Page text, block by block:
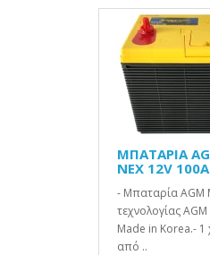
ΜΠΑΤΑΡΙΑ
NEX 12V
- Μπαταρία AGM
τεχνολογίας
Made in Korea.- 1
από ..